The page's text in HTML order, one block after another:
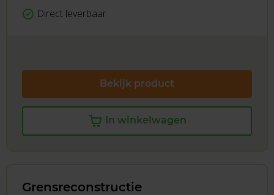
Direct leverbaar
Bekijk product
In winkelwagen
Grensreconstructie